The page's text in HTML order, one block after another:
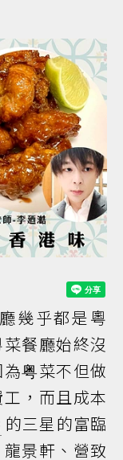
幾乎都是粵
餐廳始終沒
粤菜不但做
，而且成本
的三星的富臨
景軒、營致